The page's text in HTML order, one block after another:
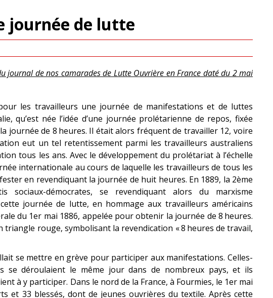
journée de lutte
journal de nos camarades de Lutte Ouvrière en France daté du 2 mai
les travailleurs une journée de manifestations et de luttes
qu’est née l’idée d’une journée prolétarienne de repos, fixée
journée de 8 heures. Il était alors fréquent de travailler 12, voire
eut un tel retentissement parmi les travailleurs australiens
tous les ans. Avec le développement du prolétariat à l’échelle
internationale au cours de laquelle les travailleurs de tous les
en revendiquant la journée de huit heures. En 1889, la 2ème
sociaux-démocrates, se revendiquant alors du marxisme
journée de lutte, en hommage aux travailleurs américains
du 1er mai 1886, appelée pour obtenir la journée de 8 heures.
rouge, symbolisant la revendication « 8 heures de travail,
se mettre en grève pour participer aux manifestations. Celles-
se déroulaient le même jour dans de nombreux pays, et ils
à y participer. Dans le nord de la France, à Fourmies, le 1er mai
et 33 blessés, dont de jeunes ouvrières du textile. Après cette